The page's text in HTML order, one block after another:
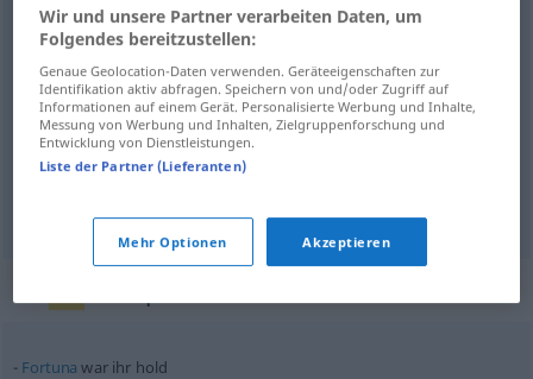
dasGlück
lafortune luisourit
Fortuna war ihr hold
Wir und unsere Partner verarbeiten Daten, um
Folgendes bereitzustellen:
Genaue Geolocation-Daten verwenden. Geräteeigenschaften zur
Identifikation aktiv abfragen. Speichern von und/oder Zugriff auf
Informationen auf einem Gerät. Personalisierte Werbung und Inhalte,
Messung von Werbung und Inhalten, Zielgruppenforschung und
Entwicklung von Dienstleistungen.
Liste der Partner (Lieferanten)
Mehr Optionen Akzeptieren